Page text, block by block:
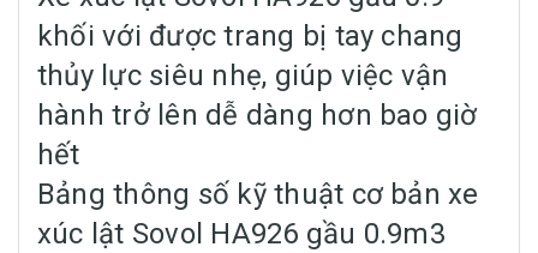
khối với được trang bị tay chang
thủy lực siêu nhẹ, giúp việc vận
hành trở lên dễ dàng hơn bao giờ
hết
Bảng thông số kỹ thuật cơ bản xe
xúc lật Sovol HA926 gầu 0.9m3